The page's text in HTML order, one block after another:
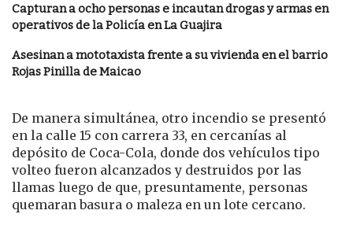
Capturan a ocho personas e incautan drogas y armas en
operativos de la Policía en La Guajira
Asesinan a mototaxista frente a su vivienda en el barrio
Rojas Pinilla de Maicao
De manera simultánea, otro incendio se presentó
en la calle 15 con carrera 33, en cercanías al
depósito de Coca-Cola, donde dos vehículos tipo
volteo fueron alcanzados y destruidos por las
llamas luego de que, presuntamente, personas
quemaran basura o maleza en un lote cercano.